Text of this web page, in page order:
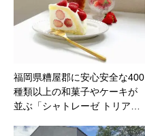
福岡県糟屋郡に安心安全な400
種類以上の和菓子やケーキが
並ぶ「シャトレーゼ トリア…